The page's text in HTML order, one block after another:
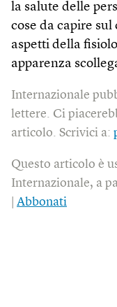
la salute delle
cose da capire
aspetti della
apparenza
Internazionale
lettere. Ci
articolo. Scrivici a:
Questo articolo è
Internazionale, a
Abbonati